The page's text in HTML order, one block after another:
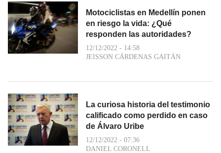
Motociclistas en Medellín ponen
en riesgo la vida: ¿Qué
responden las autoridades?
12/12/2022 - 14:58
JEISSON CÁRDENAS GAITÁN
La curiosa historia del testimonio
calificado como perdido en caso
de Álvaro Uribe
12/12/2022 - 07:36
DANIEL CORONELL